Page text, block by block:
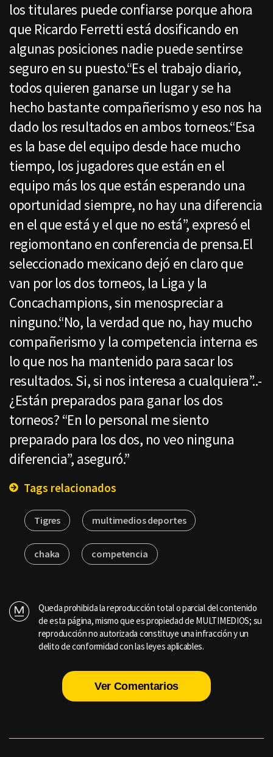
los titulares puede confiarse porque ahora
que Ricardo Ferretti está dosificando en
algunas posiciones nadie puede sentirse
seguro en su puesto.“Es el trabajo diario,
todos quieren ganarse un lugar y se ha
hecho bastante compañerismo y eso nos ha
dado los resultados en ambos torneos.“Esa
es la base del equipo desde hace mucho
tiempo, los jugadores que están en el
equipo más los que están esperando una
oportunidad siempre, no hay una diferencia
en el que está y el que no está”, expresó el
regiomontano en conferencia de prensa.El
seleccionado mexicano dejó en claro que
van por los dos torneos, la Liga y la
Concachampions, sin menospreciar a
ninguno.“No, la verdad que no, hay mucho
compañerismo y la competencia interna es
lo que nos ha mantenido para sacar los
resultados. Si, si nos interesa a cualquiera”..-
¿Están preparados para ganar los dos
torneos? “En lo personal me siento
preparado para los dos, no veo ninguna
diferencia”, aseguró.”
Tags relacionados
Tigres multimedios deportes
chaka competencia
Queda prohibida la reproducción total o parcial del contenido
de esta página, mismo que es propiedad de MULTIMEDIOS; su
reproducción no autorizada constituye una infracción y un
delito de conformidad con las leyes aplicables.
Ver Comentarios